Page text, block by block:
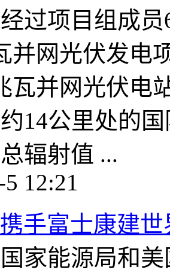
过项目组成
并网光伏发电
瓦并网光伏电
14公里处的
辐射值 ...
12:21
手富士康建
家能源局和